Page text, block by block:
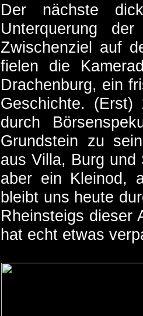
Der nächste
Unterquerung
Zwischenziel auf
fielen die
Drachenburg, ein
Geschichte.
durch
Grundstein zu
aus Villa, Burg
aber ein Kleinod,
bleibt uns heute
Rheinsteigs dieser
hat echt etwas